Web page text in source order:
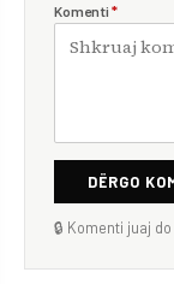
Komenti *
DËRGO
🔒 Komenti juaj